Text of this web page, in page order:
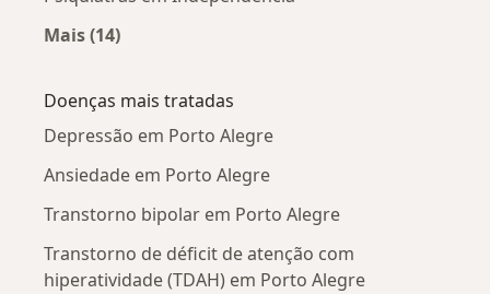
Mais (14)
Doenças mais tratadas
Depressão em Porto Alegre
Ansiedade em Porto Alegre
Transtorno bipolar em Porto Alegre
Transtorno de déficit de atenção com
hiperatividade (TDAH) em Porto Alegre